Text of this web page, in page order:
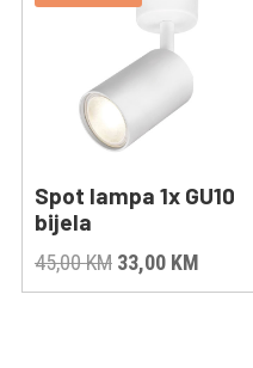
Spot lampa 1x GU10
bijela
45,00KM Original
price
33,00 KMCurrent
price